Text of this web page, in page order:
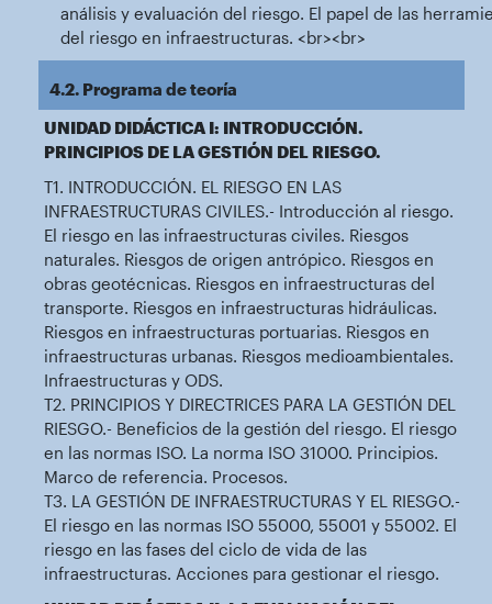
análisis y evaluación del riesgo. El papel de las
del riesgo en infraestructuras. <br><br>
4.2. Programa de teoría
UNIDAD DIDÁCTICA I: INTRODUCCIÓN.
PRINCIPIOS DE LA GESTIÓN DEL RIESGO.
T1. INTRODUCCIÓN. EL RIESGO EN LAS
INFRAESTRUCTURAS CIVILES.- Introducción al riesgo.
El riesgo en las infraestructuras civiles. Riesgos
naturales. Riesgos de origen antrópico. Riesgos en
obras geotécnicas. Riesgos en infraestructuras del
transporte. Riesgos en infraestructuras hidráulicas.
Riesgos en infraestructuras portuarias. Riesgos en
infraestructuras urbanas. Riesgos medioambientales.
Infraestructuras y ODS.
T2. PRINCIPIOS Y DIRECTRICES PARA LA GESTIÓN DEL
RIESGO.- Beneficios de la gestión del riesgo. El riesgo
en las normas ISO. La norma ISO 31000. Principios.
Marco de referencia. Procesos.
T3. LA GESTIÓN DE INFRAESTRUCTURAS Y EL RIESGO.-
El riesgo en las normas ISO 55000, 55001 y 55002. El
riesgo en las fases del ciclo de vida de las
infraestructuras. Acciones para gestionar el riesgo.